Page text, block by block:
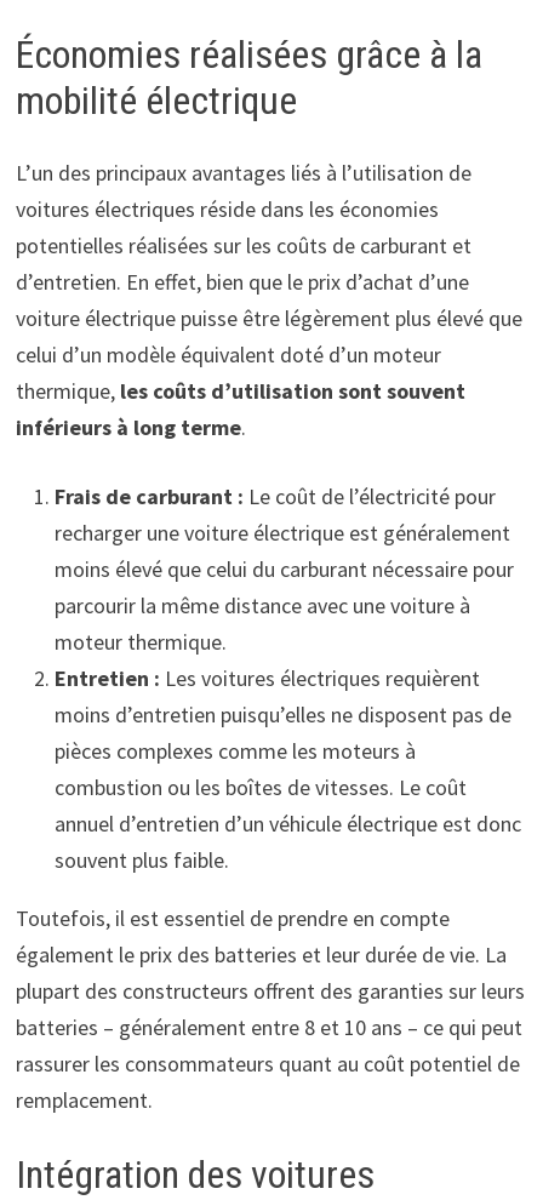
Économies réalisées grâce à la
mobilité électrique
L’un des principaux avantages liés à l’utilisation de
voitures électriques réside dans les économies
potentielles réalisées sur les coûts de carburant et
d’entretien. En effet, bien que le prix d’achat d’une
voiture électrique puisse être légèrement plus élevé que
celui d’un modèle équivalent doté d’un moteur
thermique, les coûts d’utilisation sont souvent
inférieurs à long terme.
Frais de carburant : Le coût de l’électricité pour
recharger une voiture électrique est généralement
moins élevé que celui du carburant nécessaire pour
parcourir la même distance avec une voiture à
moteur thermique.
Entretien : Les voitures électriques requièrent
moins d’entretien puisqu’elles ne disposent pas de
pièces complexes comme les moteurs à
combustion ou les boîtes de vitesses. Le coût
annuel d’entretien d’un véhicule électrique est donc
souvent plus faible.
Toutefois, il est essentiel de prendre en compte
également le prix des batteries et leur durée de vie. La
plupart des constructeurs offrent des garanties sur leurs
batteries – généralement entre 8 et 10 ans – ce qui peut
rassurer les consommateurs quant au coût potentiel de
remplacement.
Intégration des voitures